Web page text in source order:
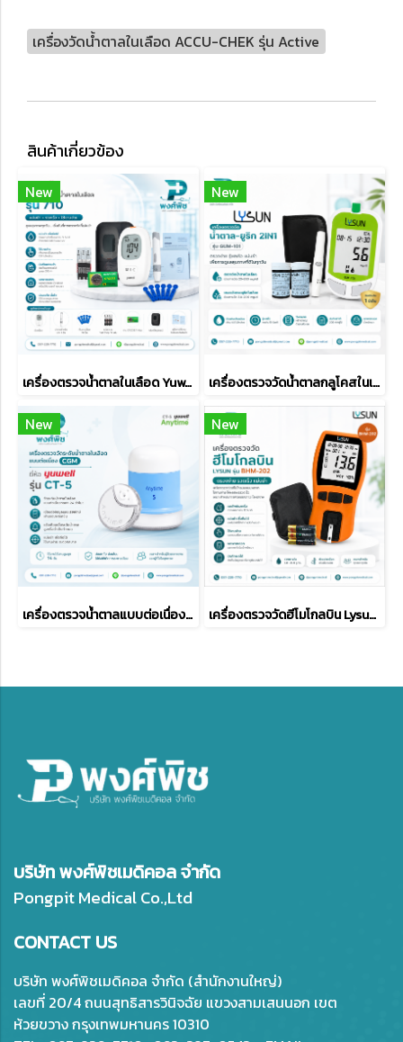
เครื่องวัดน้ำตาลในเลือด ACCU-CHEK รุ่น Active
สินค้าเกี่ยวข้อง
New
เครื่องตรวจน้ำตาลในเลือด Yuwell รุ่น 710 (Blood Glucose Meter)
New
เครื่องตรวจวัดน้ำตาลกลูโคสในเลือด 2IN1 Lysun รุ่น GUM-101
New
เครื่องตรวจน้ำตาลแบบต่อเนื่อง CGM Yuwell รุ่น CT-5 Anytime 5
New
เครื่องตรวจวัดฮีโมโกลบิน Lysun รุ่น BHM-202
บริษัท พงศ์พิชเมดิคอล จำกัด
Pongpit Medical Co.,Ltd
CONTACT US
บริษัท พงศ์พิชเมดิคอล จำกัด (สำนักงานใหญ่)
เลขที่ 20/4 ถนนสุทธิสารวินิจฉัย แขวงสามเสนนอก เขต
ห้วยขวาง กรุงเทพมหานคร 10310